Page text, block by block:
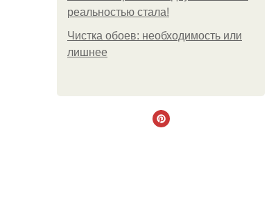
реальностью стала!
Чистка обоев: необходимость или
лишнее